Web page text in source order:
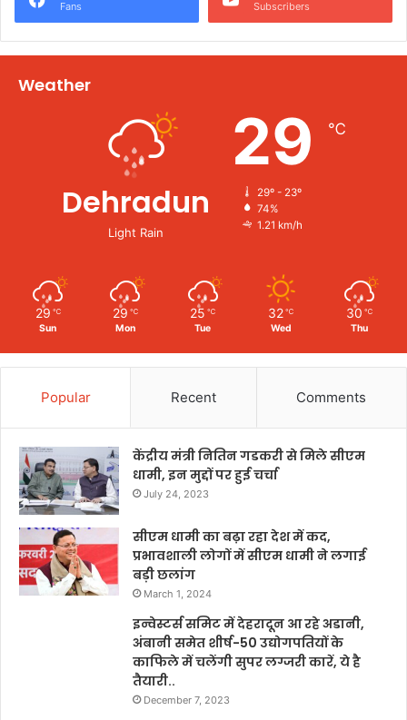
Fans Subscribers
Weather
Dehradun
Light Rain
29 ℃
29º - 23º
74%
1.21 km/h
29 ℃
Sun
29 ℃
Mon
25 ℃
Tue
32 ℃
Wed
30 ℃
Thu
Popular Recent Comments
केंद्रीय मंत्री नितिन गडकरी से मिले सीएम
धामी, इन मुद्दों पर हुई चर्चा
July 24, 2023
सीएम धामी का बढ़ा रहा देश में कद,
प्रभावशाली लोगों में सीएम धामी ने लगाई
बड़ी छलांग
March 1, 2024
इन्वेस्टर्स समिट में देहरादून आ रहे अडानी,
अंबानी समेत शीर्ष-50 उद्योगपतियों के
काफिले में चलेंगी सुपर लग्जरी कारें, ये है
तैयारी..
December 7, 2023